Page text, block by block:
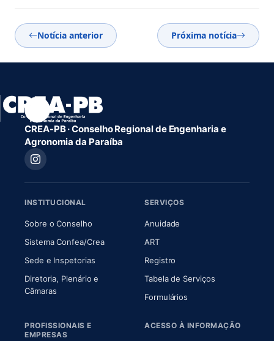
Notícia anterior Próxima notícia
CREA-PB · Conselho Regional de Engenharia e
Agronomia da Paraíba
INSTITUCIONAL
Sobre o Conselho(abre em nova aba)
Sistema Confea/Crea(abre em nova aba)
Sede e Inspetorias
Diretoria, Plenário e
Câmaras(abre em nova aba)
SERVIÇOS
Anuidade
ART(abre em nova aba)
Registro
Tabela de Serviços
Formulários
PROFISSIONAIS E
EMPRESAS
ACESSO À INFORMAÇÃO